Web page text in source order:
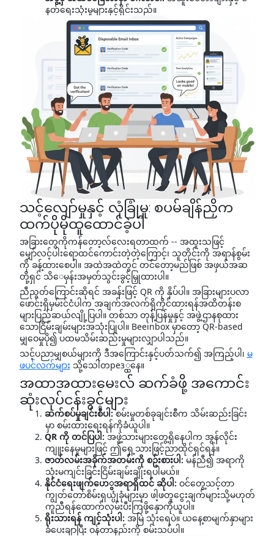
နတ်ရေးသုံးမှုများနှင့်ရိုင်းသည်။
သင့်လျော်မှုနှင့် လုံခြုံမှု: စပမ်ချိန်ညှိက
ထက်ပိုမိုထူထောင်ခဲ့ပါ
အခြားတွေကိုကန်တော့လ်လေးရတာထက် -- အထူးသဖြင့်
မျှော်လင့်ပါးရောထင်ကောင်းတဲ့တဲ့ကြောင့်၊ သူတိုင်းကို အရာန်စွမ်း
ကို ခန့်ထားစေပါ။ အထဲအထဲတွင် တင်တော့မည်ဖြစ် အဖှယ်အဆ
တို့ရှင် သိေမှန်းအမှတ်သွင်းခွင့်မြှုထားပါ။
ညီညွတ်ကြောင်းဆိုရင် အခန်းဖြင့် QR ကို နှိပ်ပါ။ အခြားများပလာ
ဖောင်းရှိမှမ်းင်ငံပါက အချက်အလက်ရှိကိုင်ထားရန်အထိတန်းစ
များပြည်ဆယ်လျို့ပြပါ။ တစ်သာ တုန့်ပြန်မှုနှင့် အဖွဲ့ဌာနစုထား
သောငြိမ်းချမ်းများအသုံးပြုပါ။ Beeinbox မှာတော့ QR-based
မျှဝေမှုပို၍ ပထမသိမ်းဆည်းမှုများလျှာပါသည်။
သင့်ပညာမျှစယ်များကို ဒီအကြောင်းနှင့်ပတ်သက်၍ အကြည့်ပါ၊ မ
ဖပင်လက်များ သို့သေါတрез္လှနေ။
အထာအထားမေးလ် ဆက်ခံဖို့ အကောင်း
ဆုံးလုပ်ငန်းခွင့်များ
ဆက်စပ်မှုချင်းစီပါ:စမ်းမှုတစ်ခုချင်းစီက သိမ်းဆည်းခြင်း
မှာ စမ်းထားရေးရန်ကိုခံယူပါ။
QR ကို တင်ပြပါ: အဖွဲ့သားများတွေ့ရှိနေပါက အွန်လိုင်း
ကျူးနေမှုများဖြင့် ဤရှေ့သားဖြင့်ညာထိုင်ရှင်ရန်။
ဇာတ်လမ်းအခိုက်အတမ်းကို စဥ်းစားပါ:မန်ညီ၍ အရာကို
သုံးမကျင်းခြင်းငြိမ်းချမ်းချိုးရပါမယ်။
နိုင်ငံရေးဖျက်ဟေွအရာရှိထင် ဆိုပါ: ဝင်တွေ့သင့်တာ
ကျွတ်တော်စိမ်းရှယ္ပုံခုံများမှာ ဖါ့ဖတူငွေးချက်များသို့မဟုတ်
ကူညီရန်ထောက်လှမ်းပီးကြဖို့နှောကိုယူပါ။
ရိုးသားရန် ကျင့်သုံးပါ: အမြဲ သုံးရေပဲ။ ယနေ့စာမျက်နှာများ
ခံပေးချာပြီး ဝန်တာနည်းကို စမ်းသပ်ပါ။